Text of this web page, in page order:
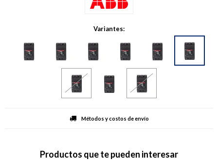
Variantes:
Métodos y costos de envío
Productos que te pueden interesar